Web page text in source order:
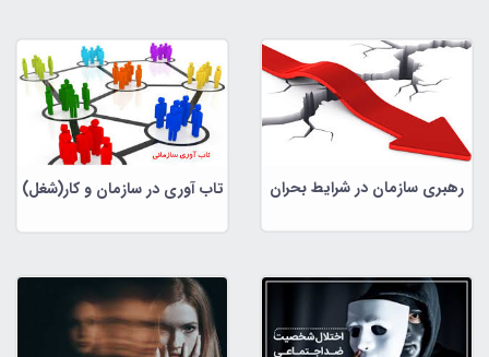
رهبری سازمان در شرایط بحران تاب آوری در سازمان و کار(شغل)